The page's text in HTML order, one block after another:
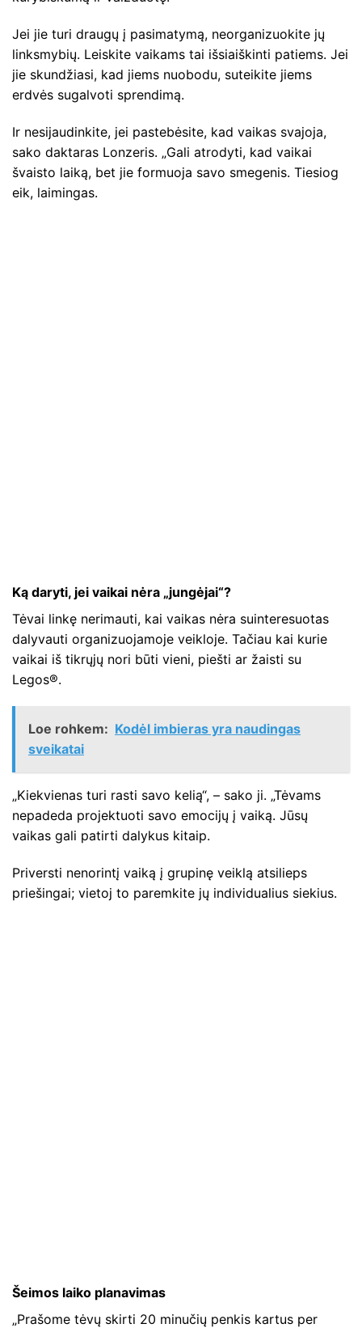
Jei jie turi draugų į pasimatymą, neorganizuokite jų
linksmybių. Leiskite vaikams tai išsiaiškinti patiems. Jei
jie skundžiasi, kad jiems nuobodu, suteikite jiems
erdvės sugalvoti sprendimą.
Ir nesijaudinkite, jei pastebėsite, kad vaikas svajoja,
sako daktaras Lonzeris. „Gali atrodyti, kad vaikai
švaisto laiką, bet jie formuoja savo smegenis. Tiesiog
eik, laimingas.
Ką daryti, jei vaikai nėra „jungėjai“?
Tėvai linkę nerimauti, kai vaikas nėra suinteresuotas
dalyvauti organizuojamoje veikloje. Tačiau kai kurie
vaikai iš tikrųjų nori būti vieni, piešti ar žaisti su
Legos®.
Loe rohkem: Kodėl imbieras yra naudingas
sveikatai
„Kiekvienas turi rasti savo kelią“, – sako ji. „Tėvams
nepadeda projektuoti savo emocijų į vaiką. Jūsų
vaikas gali patirti dalykus kitaip.
Priversti nenorintį vaiką į grupinę veiklą atsilieps
priešingai; vietoj to paremkite jų individualius siekius.
Šeimos laiko planavimas
„Prašome tėvų skirti 20 minučių penkis kartus per